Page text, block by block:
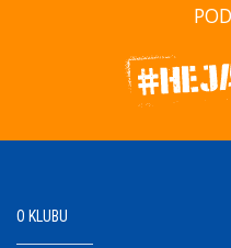
O KLUBU